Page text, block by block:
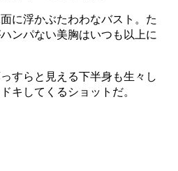
に浮かぶたわわなバスト。た
ンパない美胸はいつも以上に
すらと見える下半身も生々し
キしてくるショットだ。